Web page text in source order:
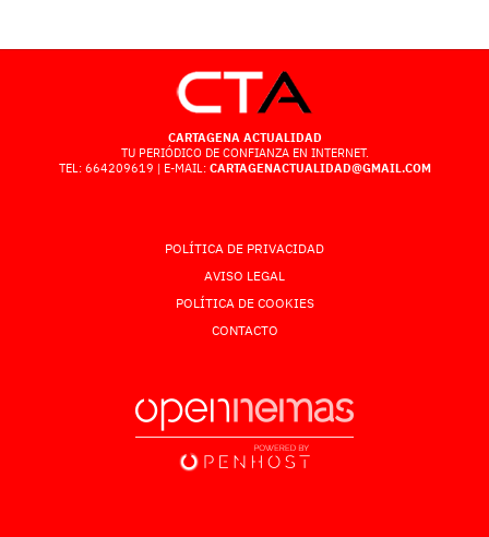
CARTAGENA ACTUALIDAD
TU PERIÓDICO DE CONFIANZA EN INTERNET.
TEL: 664209619 | E-MAIL: CARTAGENACTUALIDAD@GMAIL.COM
POLÍTICA DE PRIVACIDAD
AVISO LEGAL
POLÍTICA DE COOKIES
CONTACTO